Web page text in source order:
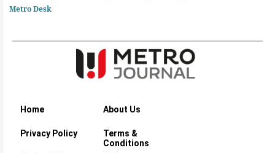
വേണു​ഗോപാൽ
Metro Desk
Home About Us
Privacy Policy
Terms &
Conditions